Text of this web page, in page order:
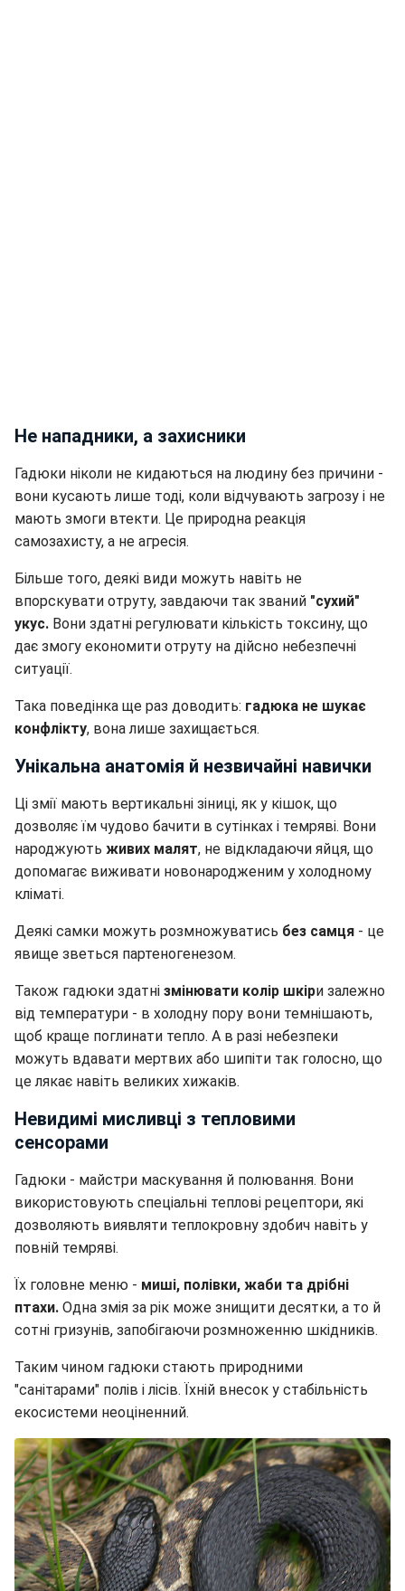
Не нападники, а захисники
Гадюки ніколи не кидаються на людину без причини -
вони кусають лише тоді, коли відчувають загрозу і не
мають змоги втекти. Це природна реакція
самозахисту, а не агресія.
Більше того, деякі види можуть навіть не
впорскувати отруту, завдаючи так званий "сухий"
укус. Вони здатні регулювати кількість токсину, що
дає змогу економити отруту на дійсно небезпечні
ситуації.
Така поведінка ще раз доводить: гадюка не шукає
конфлікту, вона лише захищається.
Унікальна анатомія й незвичайні навички
Ці змії мають вертикальні зіниці, як у кішок, що
дозволяє їм чудово бачити в сутінках і темряві. Вони
народжують живих малят, не відкладаючи яйця, що
допомагає виживати новонародженим у холодному
кліматі.
Деякі самки можуть розмножуватись без самця - це
явище зветься партеногенезом.
Також гадюки здатні змінювати колір шкіри залежно
від температури - в холодну пору вони темнішають,
щоб краще поглинати тепло. А в разі небезпеки
можуть вдавати мертвих або шипіти так голосно, що
це лякає навіть великих хижаків.
Невидимі мисливці з тепловими
сенсорами
Гадюки - майстри маскування й полювання. Вони
використовують спеціальні теплові рецептори, які
дозволяють виявляти теплокровну здобич навіть у
повній темряві.
Їх головне меню - миші, полівки, жаби та дрібні
птахи. Одна змія за рік може знищити десятки, а то й
сотні гризунів, запобігаючи розмноженню шкідників.
Таким чином гадюки стають природними
"санітарами" полів і лісів. Їхній внесок у стабільність
екосистеми неоціненний.